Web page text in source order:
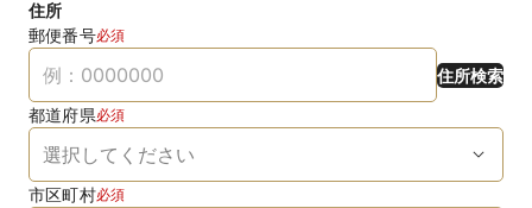
住所
郵便番号必須
住所検索
都道府県必須
市区町村必須